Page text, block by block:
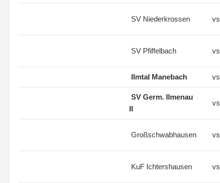
SV Niederkrossen
SV Pfiffelbach
Ilmtal Manebach
SV Germ. Ilmenau
II
Großschwabhausen
KuF Ichtershausen